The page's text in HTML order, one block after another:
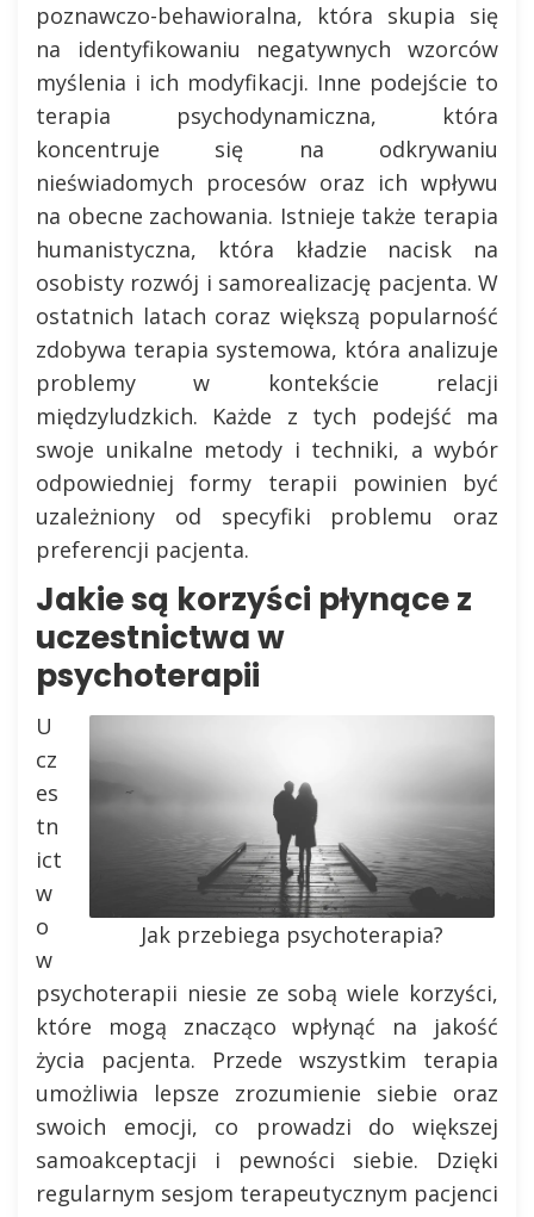
poznawczo-behawioralna, która skupia się
na identyfikowaniu negatywnych wzorców
myślenia i ich modyfikacji. Inne podejście to
terapia psychodynamiczna, która
koncentruje się na odkrywaniu
nieświadomych procesów oraz ich wpływu
na obecne zachowania. Istnieje także terapia
humanistyczna, która kładzie nacisk na
osobisty rozwój i samorealizację pacjenta. W
ostatnich latach coraz większą popularność
zdobywa terapia systemowa, która analizuje
problemy w kontekście relacji
międzyludzkich. Każde z tych podejść ma
swoje unikalne metody i techniki, a wybór
odpowiedniej formy terapii powinien być
uzależniony od specyfiki problemu oraz
preferencji pacjenta.
Jakie są korzyści płynące z
uczestnictwa w
psychoterapii
Jak przebiega psychoterapia?
U
cz
es
tn
ict
w
o
w
psychoterapii niesie ze sobą wiele korzyści,
które mogą znacząco wpłynąć na jakość
życia pacjenta. Przede wszystkim terapia
umożliwia lepsze zrozumienie siebie oraz
swoich emocji, co prowadzi do większej
samoakceptacji i pewności siebie. Dzięki
regularnym sesjom terapeutycznym pacjenci